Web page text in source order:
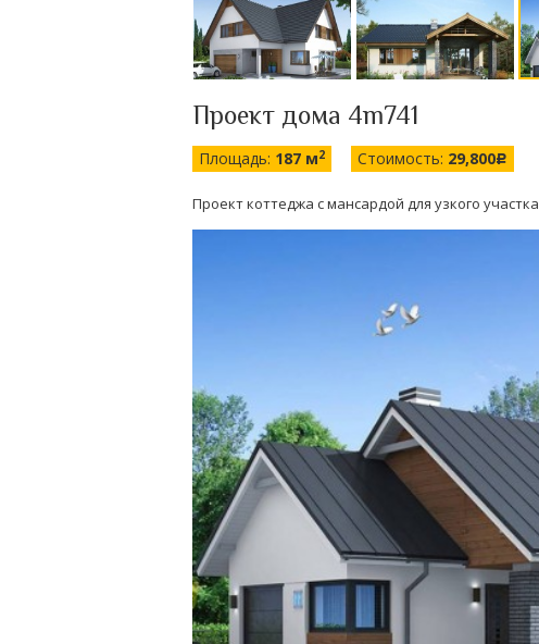
Проект дома 4m741
Площадь: 187 м2 Стоимость: 29,800c
Проект коттеджа с мансардой для узкого участка